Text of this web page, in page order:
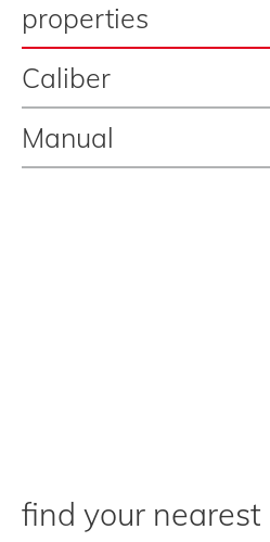
properties
Caliber
Manual
find your